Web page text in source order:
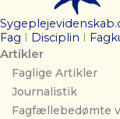
Fag
Disciplin
Artikler
Faglige Artikler
Journalistik
Fagfællebedømte